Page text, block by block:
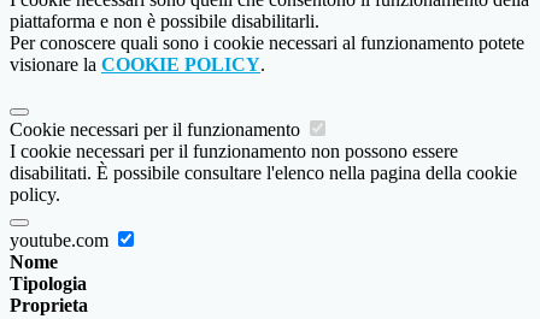
piattaforma e non è possibile disabilitarli.
Per conoscere quali sono i cookie necessari al funzionamento potete
visionare la COOKIE POLICY.
Cookie necessari per il funzionamento
I cookie necessari per il funzionamento non possono essere
disabilitati. È possibile consultare l'elenco nella pagina della cookie
policy.
youtube.com
Nome
Tipologia
Proprieta